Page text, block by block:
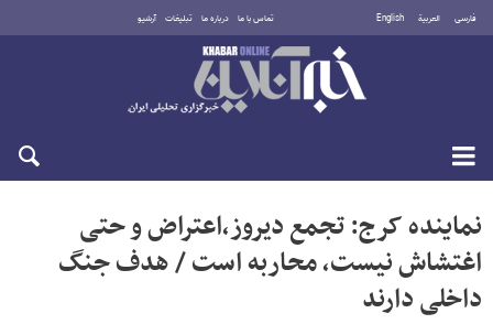
فارسی العربية English تماس با ما درباره ما تبلیغات آرشیو
شنبه ۱۷ مرداد ۱۴۰۵
نماینده کرج: تجمع دیروز،اعتراض و حتی
اغتشاش نیست، محاربه است / هدف جنگ
داخلی دارند